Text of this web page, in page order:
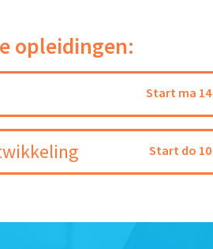
opleidingen:
Start ma 14
Start do 10